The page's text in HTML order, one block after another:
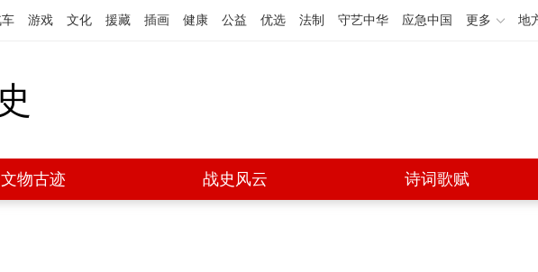
游戏 文化 援藏 插画 健康 公益 优选 法制 守艺中华 应急中国 更多 地
文物古迹 战史风云 诗词歌赋